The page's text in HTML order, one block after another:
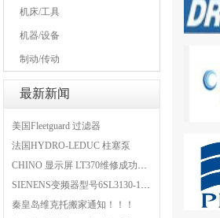
机床/工具
机器/设备
制动/传动
最新新闻
美国Fleetguard 过滤器
法国HYDRO-LEDUC 柱塞泵
CHINO 显示屏 LT370维修成功案例
SIENENS变频器型号6SL3130-1TE24-0AA0维修案例
秦皇岛维克托搬家通知！！！